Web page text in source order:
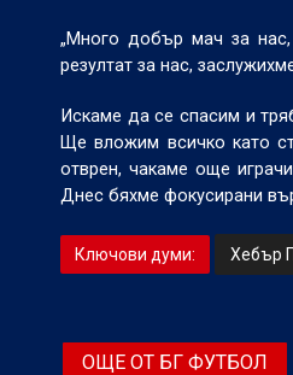
„Много добър мач за
резултат за нас,
Искаме да се спасим и
Ще вложим всичко като
отврен, чакаме още
Днес бяхме фокусирани
Ключови думи: Хебър
ОЩЕ ОТ БГ ФУТБОЛ